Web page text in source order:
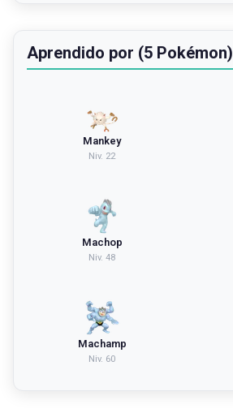
Aprendido por (5 Pokémon)
Mankey
Niv. 22
Machop
Niv. 48
Machamp
Niv. 60